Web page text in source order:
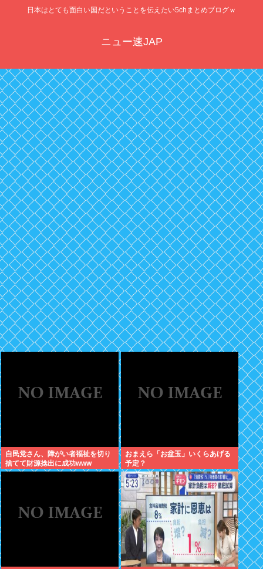
日本はとても面白い国だということを伝えたい5chまとめブログｗ
ニュー速JAP
自民党さん、障がい者福祉を切り
捨てて財源捻出に成功www
おまえら「お盆玉」いくらあげる
予定？